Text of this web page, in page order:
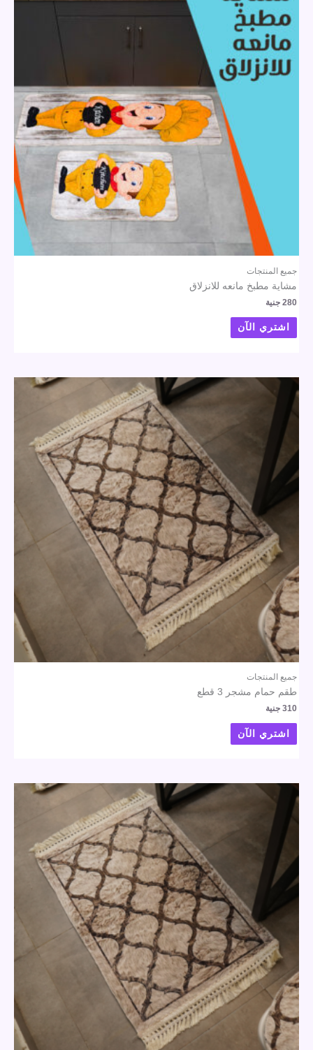
جميع المنتجات
مشاية مطبخ مانعه للانزلاق
280 جنية
اشتري الآن
جميع المنتجات
طقم حمام مشجر 3 قطع
310 جنية
اشتري الآن